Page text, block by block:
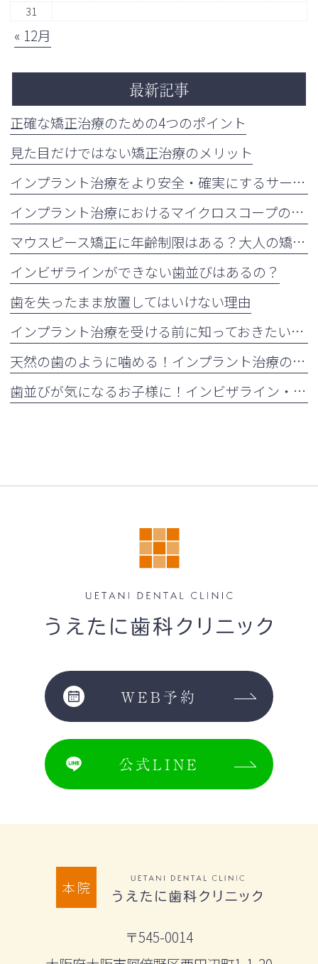
31
« 12月
最新記事
正確な矯正治療のための4つのポイント
見た目だけではない矯正治療のメリット
インプラント治療をより安全・確実にするサージカルガイドの重要性
インプラント治療におけるマイクロスコープの活用について
マウスピース矯正に年齢制限はある？大人の矯正治療が増えている理由も解説
インビザラインができない歯並びはあるの？
歯を失ったまま放置してはいけない理由
インプラント治療を受ける前に知っておきたい注意点
天然の歯のように噛める！インプラント治療の5つのメリット
歯並びが気になるお子様に！インビザライン・ファーストとは？
WEB予約
公式LINE
本院
〒545-0014